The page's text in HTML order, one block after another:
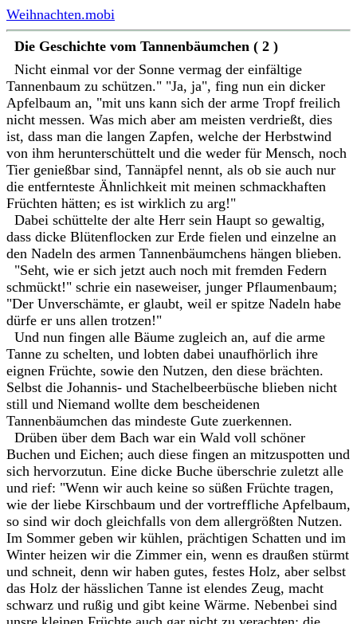
Weihnachten.mobi
Die Geschichte vom Tannenbäumchen ( 2 )
Nicht einmal vor der Sonne vermag der einfältige
Tannenbaum zu schützen." "Ja, ja", fing nun ein dicker
Apfelbaum an, "mit uns kann sich der arme Tropf freilich
nicht messen. Was mich aber am meisten verdrießt, dies
ist, dass man die langen Zapfen, welche der Herbstwind
von ihm herunterschüttelt und die weder für Mensch, noch
Tier genießbar sind, Tannäpfel nennt, als ob sie auch nur
die entfernteste Ähnlichkeit mit meinen schmackhaften
Früchten hätten; es ist wirklich zu arg!"
Dabei schüttelte der alte Herr sein Haupt so gewaltig,
dass dicke Blütenflocken zur Erde fielen und einzelne an
den Nadeln des armen Tannenbäumchens hängen blieben.
"Seht, wie er sich jetzt auch noch mit fremden Federn
schmückt!" schrie ein naseweiser, junger Pflaumenbaum;
"Der Unverschämte, er glaubt, weil er spitze Nadeln habe
dürfe er uns allen trotzen!"
Und nun fingen alle Bäume zugleich an, auf die arme
Tanne zu schelten, und lobten dabei unaufhörlich ihre
eignen Früchte, sowie den Nutzen, den diese brächten.
Selbst die Johannis- und Stachelbeerbüsche blieben nicht
still und Niemand wollte dem bescheidenen
Tannenbäumchen das mindeste Gute zuerkennen.
Drüben über dem Bach war ein Wald voll schöner
Buchen und Eichen; auch diese fingen an mitzuspotten und
sich hervorzutun. Eine dicke Buche überschrie zuletzt alle
und rief: "Wenn wir auch keine so süßen Früchte tragen,
wie der liebe Kirschbaum und der vortreffliche Apfelbaum,
so sind wir doch gleichfalls von dem allergrößten Nutzen.
Im Sommer geben wir kühlen, prächtigen Schatten und im
Winter heizen wir die Zimmer ein, wenn es draußen stürmt
und schneit, denn wir haben gutes, festes Holz, aber selbst
das Holz der hässlichen Tanne ist elendes Zeug, macht
schwarz und rußig und gibt keine Wärme. Nebenbei sind